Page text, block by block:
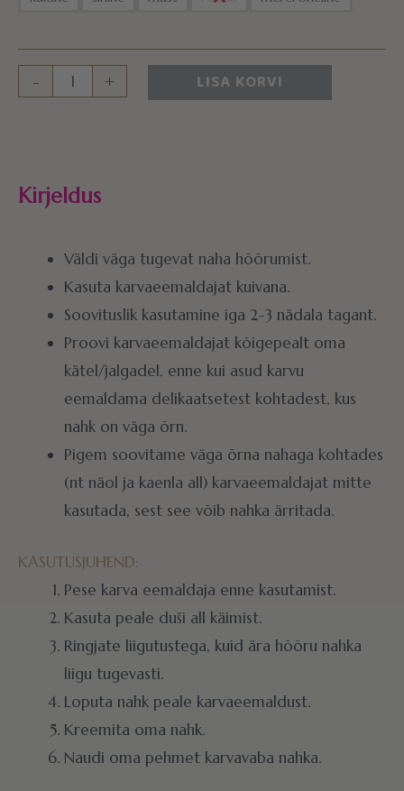
- + LISA KORVI
Kirjeldus
Väldi väga tugevat naha hõõrumist.
Kasuta karvaeemaldajat kuivana.
Soovituslik kasutamine iga 2-3 nädala tagant.
Proovi karvaeemaldajat kõigepealt oma
kätel/jalgadel, enne kui asud karvu
eemaldama delikaatsetest kohtadest, kus
nahk on väga õrn.
Pigem soovitame väga õrna nahaga kohtades
(nt näol ja kaenla all) karvaeemaldajat mitte
kasutada, sest see võib nahka ärritada.
KASUTUSJUHEND:
Pese karva eemaldaja enne kasutamist.
Kasuta peale duši all käimist.
Ringjate liigutustega, kuid ära hõõru nahka
liigu tugevasti.
Loputa nahk peale karvaeemaldust.
Kreemita oma nahk.
Naudi oma pehmet karvavaba nahka.